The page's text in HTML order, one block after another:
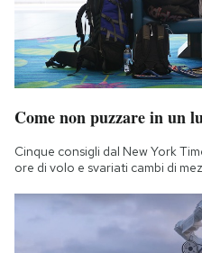
Come non puzzare in un
Cinque consigli dal New York
ore di volo e svariati cambi di